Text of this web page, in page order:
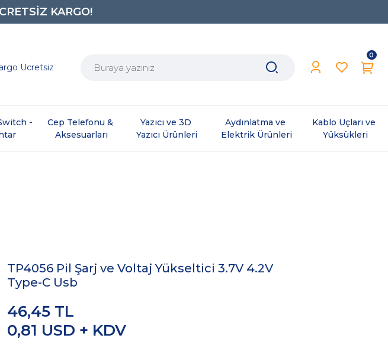
KARGO!
0734
Ücretsiz
0
-
Cep Telefonu &
Aksesuarları
Yazıcı ve 3D
Yazıcı Ürünleri
Aydınlatma ve
Elektrik Ürünleri
Kablo Uçları ve
Yüksükleri
TP4056 Pil Şarj ve Voltaj Yükseltici 3.7V 4.2V
Type-C Usb
0,81 USD + KDV
46,45 TL